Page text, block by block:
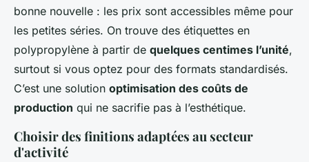
bonne nouvelle : les prix sont accessibles même pour
les petites séries. On trouve des étiquettes en
polypropylène à partir de quelques centimes l’unité,
surtout si vous optez pour des formats standardisés.
C’est une solution optimisation des coûts de
production qui ne sacrifie pas à l’esthétique.
Choisir des finitions adaptées au secteur
d'activité